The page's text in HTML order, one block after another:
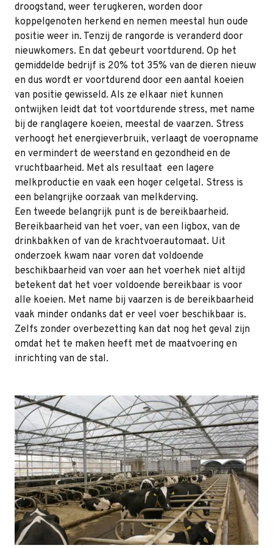
droogstand, weer terugkeren, worden door
koppelgenoten herkend en nemen meestal hun oude
positie weer in. Tenzij de rangorde is veranderd door
nieuwkomers. En dat gebeurt voortdurend. Op het
gemiddelde bedrijf is 20% tot 35% van de dieren nieuw
en dus wordt er voortdurend door een aantal koeien
van positie gewisseld. Als ze elkaar niet kunnen
ontwijken leidt dat tot voortdurende stress, met name
bij de ranglagere koeien, meestal de vaarzen. Stress
verhoogt het energieverbruik, verlaagt de voeropname
en vermindert de weerstand en gezondheid en de
vruchtbaarheid. Met als resultaat een lagere
melkproductie en vaak een hoger celgetal. Stress is
een belangrijke oorzaak van melkderving.
Een tweede belangrijk punt is de bereikbaarheid.
Bereikbaarheid van het voer, van een ligbox, van de
drinkbakken of van de krachtvoerautomaat. Uit
onderzoek kwam naar voren dat voldoende
beschikbaarheid van voer aan het voerhek niet altijd
betekent dat het voer voldoende bereikbaar is voor
alle koeien. Met name bij vaarzen is de bereikbaarheid
vaak minder ondanks dat er veel voer beschikbaar is.
Zelfs zonder overbezetting kan dat nog het geval zijn
omdat het te maken heeft met de maatvoering en
inrichting van de stal.